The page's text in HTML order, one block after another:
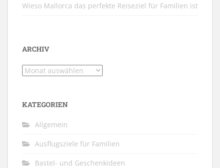
Wieso Mallorca das perfekte Reiseziel für Familien ist
ARCHIV
Archiv
KATEGORIEN
Allgemein
Ausflugsziele für Familien
Bastel- und Geschenkideen